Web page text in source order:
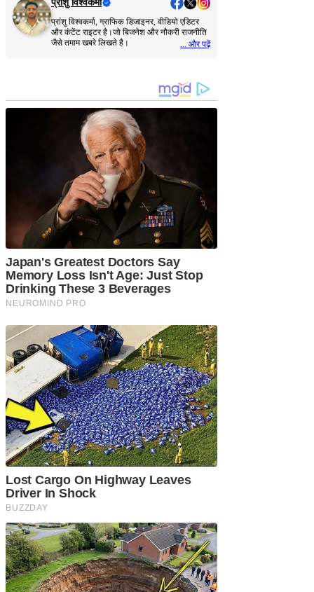
प्रांशु विश्वकर्मा
प्रांशु विश्वकर्मा, ग्राफिक डिजाइनर, वीडियो एडिटर
और कंटेंट राइटर है।जो बिजनेश और नौकरी राजनीति
जैसे तमाम खबरे लिखते है।
... और पढ़ें